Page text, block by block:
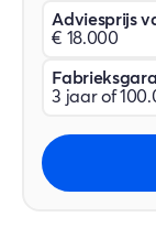
Adviesprijs
€ 18.000
3 jaar of